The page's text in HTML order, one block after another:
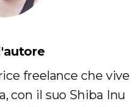
freelance che vive
con il suo Shiba Inu